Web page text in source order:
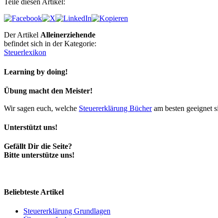
Teile diesen Artikel:
Der Artikel Alleinerziehende
befindet sich in der Kategorie:
Steuerlexikon
Learning by doing!
Übung macht den Meister!
Wir sagen euch, welche Steuererklärung Bücheram besten geeignet
Unterstützt uns!
Gefällt Dir die Seite?
Bitte unterstütze uns!
Beliebteste Artikel
Steuererklärung Grundlagen